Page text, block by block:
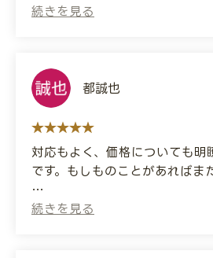
ありがとうございました
I called quite late, but they
Their response was quick
was very helpful! Thank you!
都誠也
対応もよく、価格についても明
です。もしものことがあればま
(Translated by Google)